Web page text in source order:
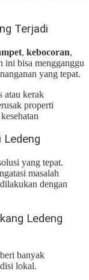
Terjadi
, kebocoran,
ini bisa mengganggu
yang tepat.
atau kerak
properti
Ledeng
yang tepat.
masalah
dengan
Ledeng
banyak
lokal.